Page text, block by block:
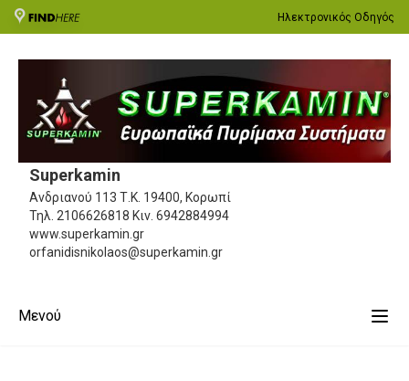
Ηλεκτρονικός Οδηγός
Superkamin
Ανδριανού 113 Τ.Κ. 19400, Κορωπί
Τηλ. 2106626818 Κιν. 6942884994
www.superkamin.gr
orfanidisnikolaos@superkamin.gr
Μενού